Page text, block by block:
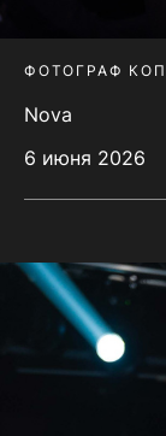
ФОТОГРАФ
Nova
6 июня 2026